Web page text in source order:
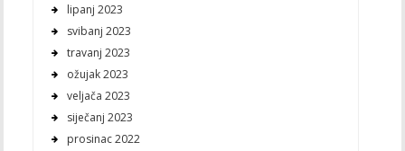
lipanj 2023
svibanj 2023
travanj 2023
ožujak 2023
veljača 2023
siječanj 2023
prosinac 2022